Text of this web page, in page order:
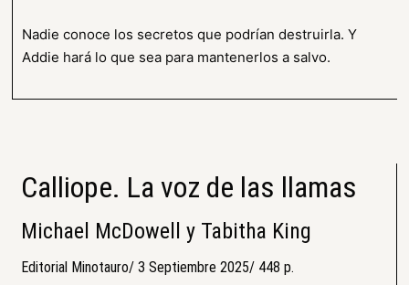
Nadie conoce los secretos que podrían destruirla. Y
Addie hará lo que sea para mantenerlos a salvo.
Calliope. La voz de las llamas
Michael McDowell y Tabitha King
Editorial Minotauro/ 3 Septiembre 2025/ 448 p.